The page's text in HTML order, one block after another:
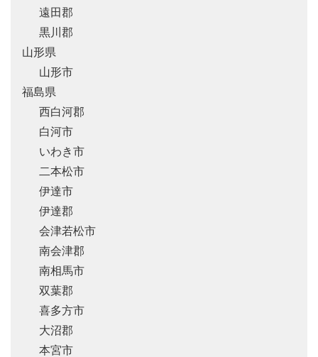
遠田郡
黒川郡
山形県
山形市
福島県
西白河郡
白河市
いわき市
二本松市
伊達市
伊達郡
会津若松市
南会津郡
南相馬市
双葉郡
喜多方市
大沼郡
本宮市